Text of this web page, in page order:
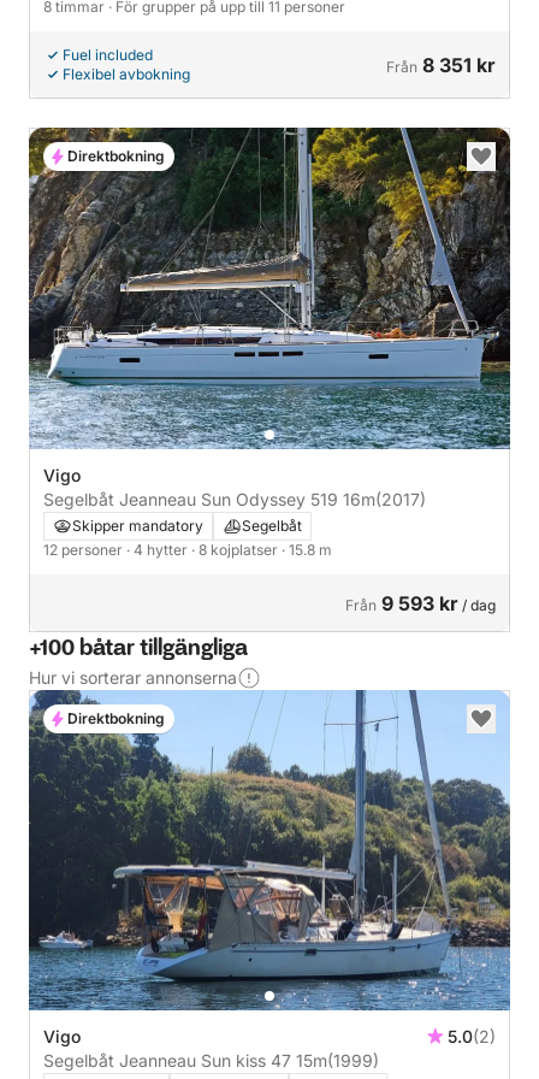
8 timmar · För grupper på upp till 11 personer
Fuel included
Flexibel avbokning
Från 8 351 kr
Vigo
Segelbåt Jeanneau Sun Odyssey 519 16m(2017)
Skipper mandatory
Segelbåt
12 personer · 4 hytter · 8 kojplatser · 15.8 m
Från 9 593 kr / dag
Direktbokning
+100 båtar tillgängliga
Hur vi sorterar annonserna
Vigo 5.0(2)
Segelbåt Jeanneau Sun kiss 47 15m(1999)
Direktbokning